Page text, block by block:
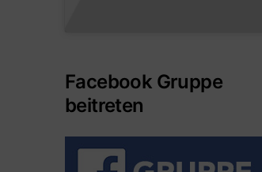
Facebook Gruppe
beitreten